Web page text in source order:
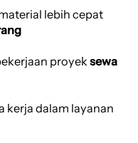
lebih cepat
proyek sewa
kerja dalam layanan